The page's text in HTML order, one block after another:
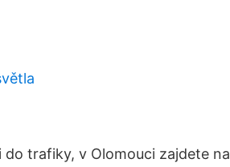
trafiky, v Olomouci zajdete na